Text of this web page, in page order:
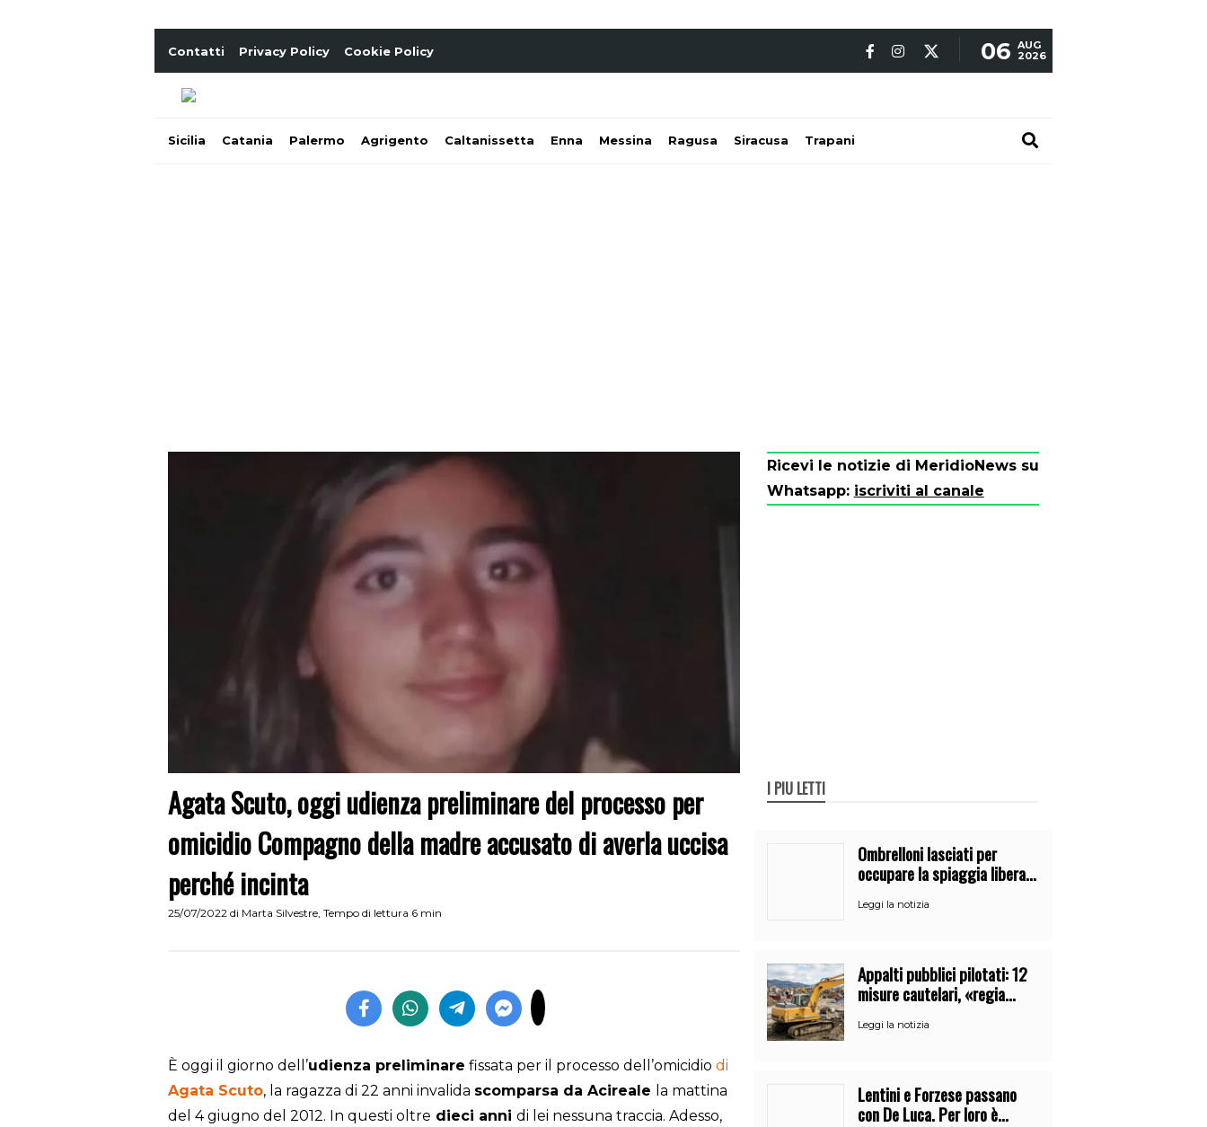
Contatti Privacy Policy Cookie Policy 06 AUG
2026
Sicilia Catania Palermo Agrigento Caltanissetta Enna Messina Ragusa Siracusa Trapani
Agata Scuto, oggi udienza preliminare del processo per
omicidio Compagno della madre accusato di averla uccisa
perché incinta
25/07/2022 di Marta Silvestre, Tempo di lettura 6 min
È oggi il giorno dell’udienza preliminare fissata per il processo dell’omicidio di
Agata Scuto, la ragazza di 22 anni invalida scomparsa da Acireale la mattina
del 4 giugno del 2012. In questi oltre dieci anni di lei nessuna traccia. Adesso,
Ricevi le notizie di MeridioNews su
Whatsapp: iscriviti al canale
I PIÙ LETTI
Ombrelloni lasciati per
occupare la spiaggia libera.
Costiera
Leggi la notizia
Appalti pubblici pilotati: 12
misure cautelari, «regia
clan
Leggi la notizia
Lentini e Forzese passano
con De Luca. Per loro è